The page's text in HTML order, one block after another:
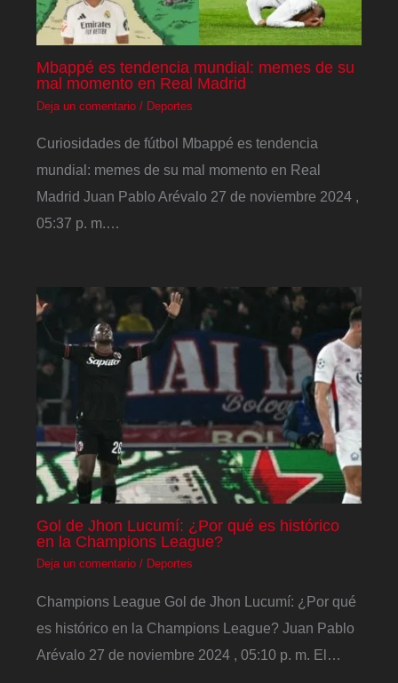
Mbappé es tendencia mundial: memes de su
mal momento en Real Madrid
Deja un comentario / Deportes
Curiosidades de fútbol Mbappé es tendencia
mundial: memes de su mal momento en Real
Madrid Juan Pablo Arévalo 27 de noviembre 2024 ,
05:37 p. m.…
Gol de Jhon Lucumí: ¿Por qué es histórico
en la Champions League?
Deja un comentario / Deportes
Champions League Gol de Jhon Lucumí: ¿Por qué
es histórico en la Champions League? Juan Pablo
Arévalo 27 de noviembre 2024 , 05:10 p. m. El…